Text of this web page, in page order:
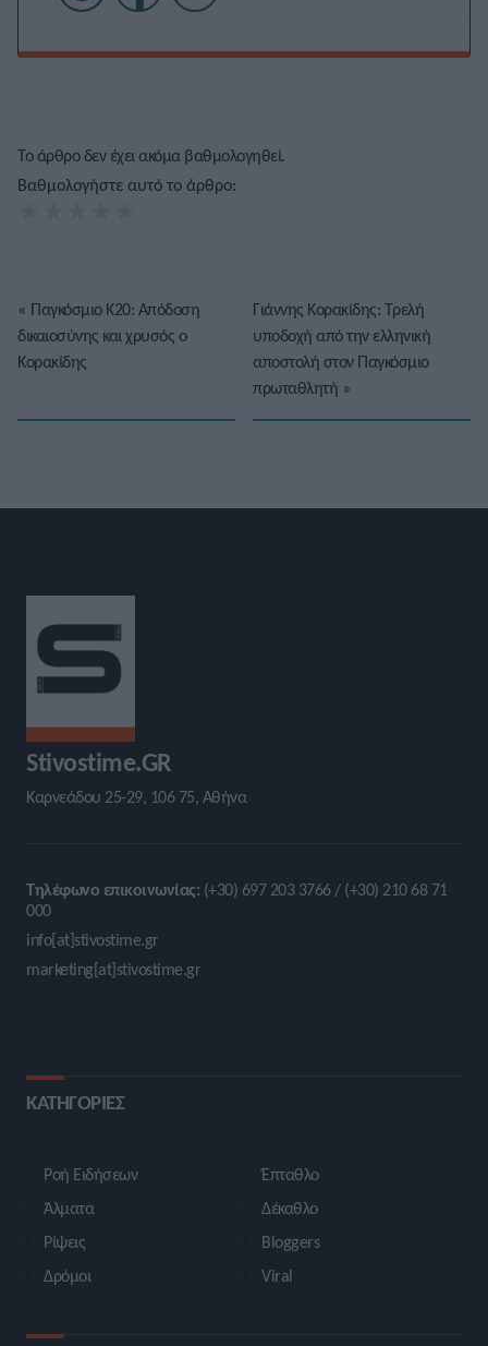
Το άρθρο δεν έχει ακόμα βαθμολογηθεί.
Βαθμολογήστε αυτό το άρθρο:
« Παγκόσμιο Κ20: Απόδοση
δικαιοσύνης και χρυσός ο
Κορακίδης
Γιάννης Κορακίδης: Τρελή
υποδοχή από την ελληνική
αποστολή στον Παγκόσμιο
πρωταθλητή »
Stivostime.GR
Καρνεάδου 25-29, 106 75, Αθήνα
Τηλέφωνο επικοινωνίας: (+30) 697 203 3766 / (+30) 210 68 71
000
info[at]stivostime.gr
marketing[at]stivostime.gr
ΚΑΤΗΓΟΡΙΕΣ
Ροή Ειδήσεων
Άλματα
Ρίψεις
Δρόμοι
Έπταθλο
Δέκαθλο
Bloggers
Viral